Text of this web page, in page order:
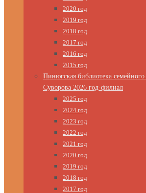
2020 год
2019 год
2018 год
2017 год
2016 год
2015 год
Пинюгская библиотека
Суворова 2026 год-филиал
2025 год
2024 год
2023 год
2022 год
2021 год
2020 год
2019 год
2018 год
2017 год